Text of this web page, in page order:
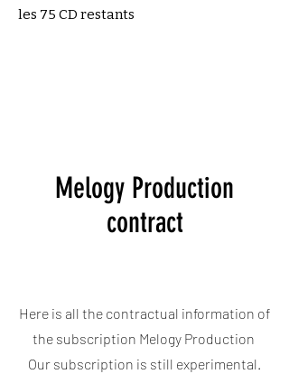
les 75 CD restants
Melogy Production
contract
Here is all the contractual information of
the subscription Melogy Production
Our subscription is still experimental.